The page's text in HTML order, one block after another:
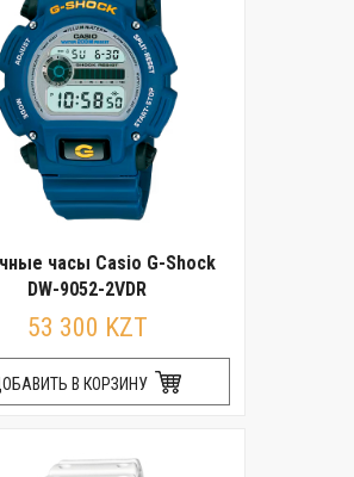
часы Casio G-Shock
DW-9052-2VDR
53 300 KZT
В КОРЗИНУ